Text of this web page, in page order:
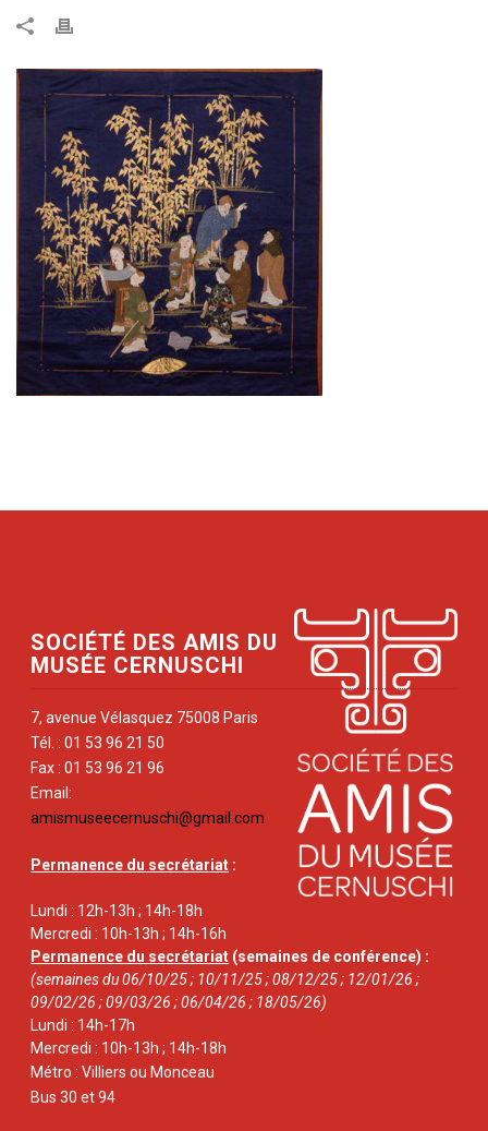
SOCIÉTÉ DES AMIS DU
MUSÉE CERNUSCHI
7, avenue Vélasquez 75008 Paris
Tél. : 01 53 96 21 50
Fax : 01 53 96 21 96
Email:
amismuseecernuschi@gmail.com
Permanence du secrétariat :
Lundi : 12h-13h ; 14h-18h
Mercredi : 10h-13h ; 14h-16h
Permanence du secrétariat (semaines de conférence) :
(semaines du 06/10/25 ; 10/11/25 ; 08/12/25 ; 12/01/26 ;
09/02/26 ; 09/03/26 ; 06/04/26 ; 18/05/26)
Lundi : 14h-17h
Mercredi : 10h-13h ; 14h-18h
Métro : Villiers ou Monceau
Bus 30 et 94